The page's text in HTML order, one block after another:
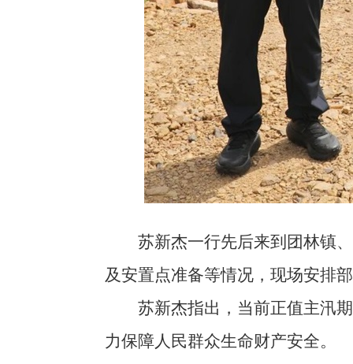
苏新杰一行先后来到团林镇、
及安置点准备等情况，现场安排
苏新杰指出，当前正值主汛期
力保障人民群众生命财产安全。